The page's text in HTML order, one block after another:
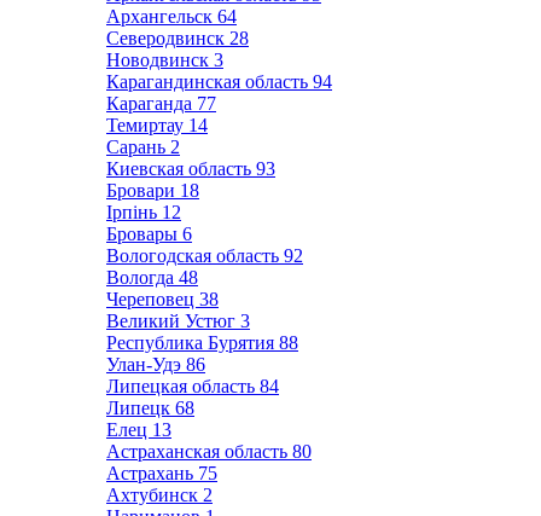
Архангельск 64
Северодвинск 28
Новодвинск 3
Карагандинская область 94
Караганда 77
Темиртау 14
Сарань 2
Киевская область 93
Бровари 18
Ірпінь 12
Бровары 6
Вологодская область 92
Вологда 48
Череповец 38
Великий Устюг 3
Республика Бурятия 88
Улан-Удэ 86
Липецкая область 84
Липецк 68
Елец 13
Астраханская область 80
Астрахань 75
Ахтубинск 2